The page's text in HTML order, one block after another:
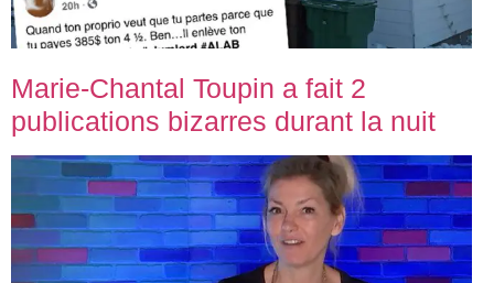
Marie-Chantal Toupin a fait 2
publications bizarres durant la nuit